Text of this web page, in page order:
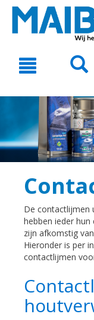
text.skipToNavigation
De contactlijmen
hebben ieder
zijn afkomstig
Hieronder is per
contactlijmen